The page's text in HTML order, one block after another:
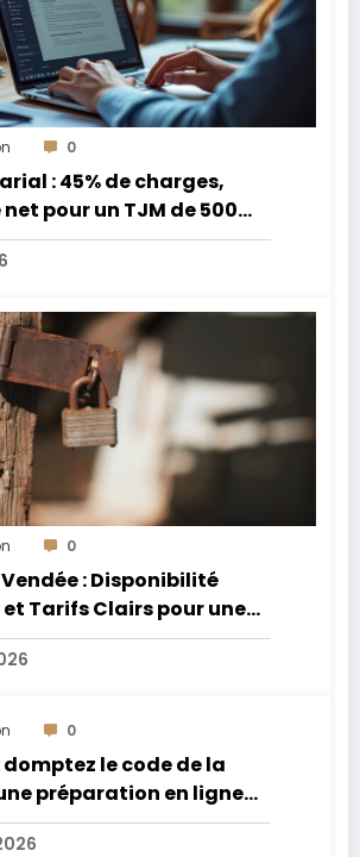
0
: 45% de charges,
pour un TJM de 500
0
: Disponibilité
Tarifs Clairs pour une
0
domptez le code de la
préparation en ligne
et accessible